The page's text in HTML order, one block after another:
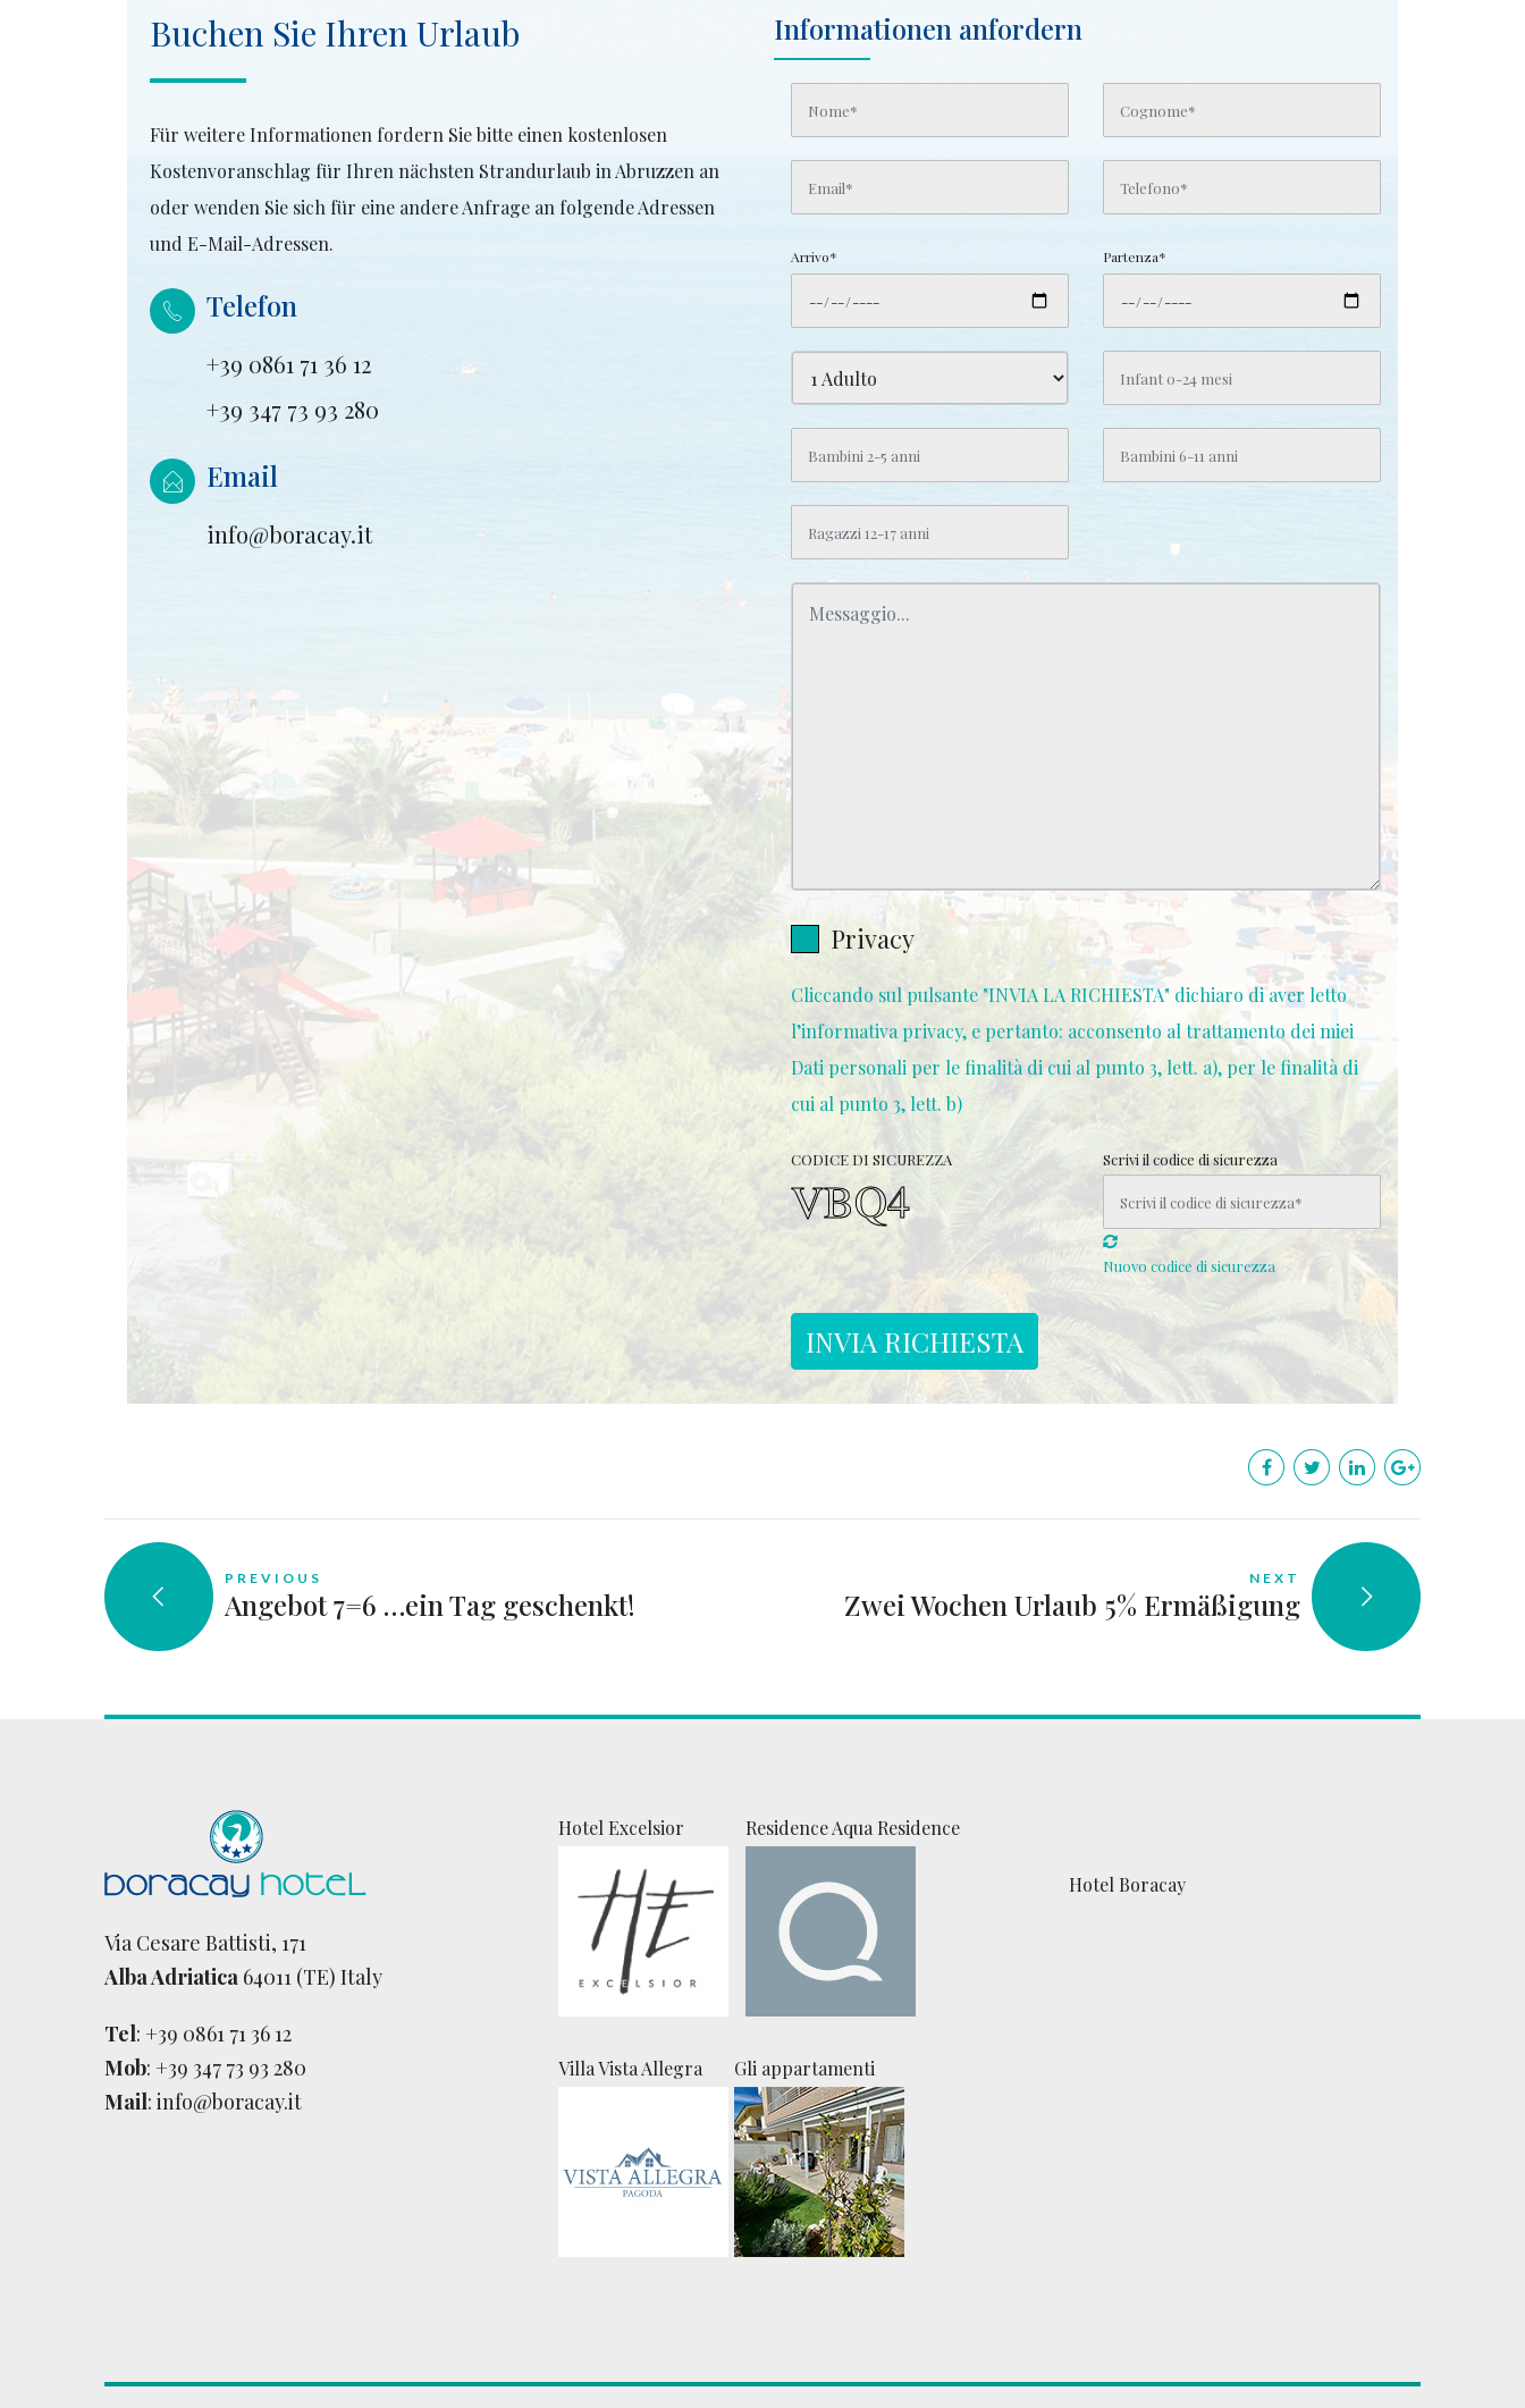
Buchen Sie Ihren Urlaub
Für weitere Informationen fordern Sie bitte einen kostenlosen
Kostenvoranschlag für Ihren nächsten Strandurlaub in Abruzzen an
oder wenden Sie sich für eine andere Anfrage an folgende Adressen
und E-Mail-Adressen.
Telefon
+39 0861 71 36 12
+39 347 73 93 280
Email
info@boracay.it
Informationen anfordern
Arrivo* Partenza*
Privacy
Cliccando sul pulsante "INVIA LA RICHIESTA" dichiaro di aver letto
l’informativa privacy, e pertanto: acconsento al trattamento dei miei
Dati personali per le finalità di cui al punto 3, lett. a), per le finalità di
cui al punto 3, lett. b)
CODICE DI SICUREZZA Scrivi il codice di sicurezza
Nuovo codice di sicurezza
PREVIOUS
Angebot 7=6 …ein Tag geschenkt!
NEXT
Zwei Wochen Urlaub 5% Ermäßigung
Via Cesare Battisti, 171
Alba Adriatica 64011 (TE) Italy
Tel: +39 0861 71 36 12
Mob: +39 347 73 93 280
Mail: info@boracay.it
Hotel Excelsior Residence Aqua Residence
Villa Vista Allegra Gli appartamenti
Hotel Boracay